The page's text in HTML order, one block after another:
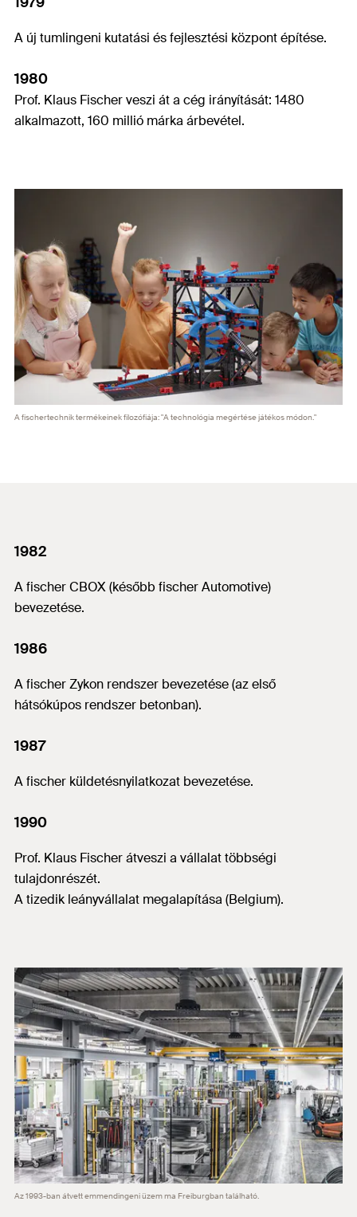
A új tumlingeni kutatási és fejlesztési központ építése.
1980
Prof. Klaus Fischer veszi át a cég irányítását: 1480
alkalmazott, 160 millió márka árbevétel.
A fischertechnik termékeinek filozófiája: "A technológia megértése játékos módon."
1982
A fischer CBOX (később fischer Automotive)
bevezetése.
1986
A fischer Zykon rendszer bevezetése (az első
hátsókúpos rendszer betonban).
1987
A fischer küldetésnyilatkozat bevezetése.
1990
Prof. Klaus Fischer átveszi a vállalat többségi
tulajdonrészét.
A tizedik leányvállalat megalapítása (Belgium).
Az 1993-ban átvett emmendingeni üzem ma Freiburgban található.